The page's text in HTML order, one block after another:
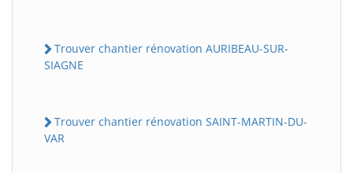
Trouver chantier rénovation AURIBEAU-SUR-
SIAGNE
Trouver chantier rénovation SAINT-MARTIN-DU-
VAR